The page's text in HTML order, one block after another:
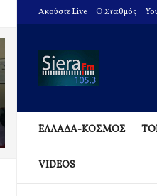
Ακούστε Live O Σταθμός
ΕΛΛΑΔΑ-ΚΟΣΜΟΣ
VIDEOS